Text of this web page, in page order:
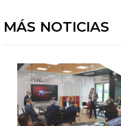
MÁS NOTICIAS